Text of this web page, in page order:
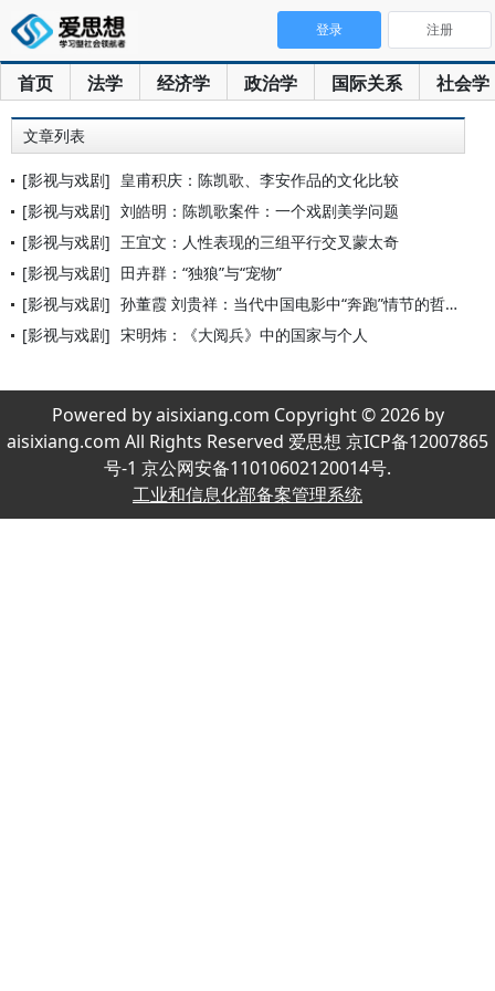
首页 法学 经济学 政治学 国际关系 社会学
登录 注册
文章列表
[影视与戏剧] 皇甫积庆：陈凯歌、李安作品的文化比较
[影视与戏剧] 刘皓明：陈凯歌案件：一个戏剧美学问题
[影视与戏剧] 王宜文：人性表现的三组平行交叉蒙太奇
[影视与戏剧] 田卉群：“独狼”与“宠物”
[影视与戏剧] 孙董霞 刘贵祥：当代中国电影中“奔跑”情节的哲学诠释
[影视与戏剧] 宋明炜：《大阅兵》中的国家与个人
Powered by aisixiang.com Copyright © 2026 by
aisixiang.com All Rights Reserved 爱思想 京ICP备12007865
号-1 京公网安备11010602120014号.
工业和信息化部备案管理系统